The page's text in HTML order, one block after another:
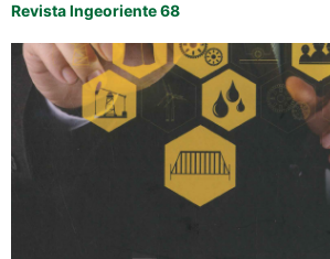
Revista Ingeoriente 68